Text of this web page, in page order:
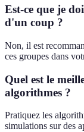
Est-ce que je
d'un coup ?
Non, il est
ces groupes dans
Quel est le
algorithmes ?
Pratiquez les
simulations sur des